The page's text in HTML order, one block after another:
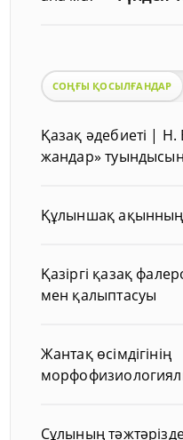
СОҢҒЫ ҚОСЫЛҒАНДАР
Қазақ әдебиеті | Н.
жандар»
Құлыншақ
Қазіргі қазақ
мен қалыптасуы
Жантақ өсімдігінің
Сұлының